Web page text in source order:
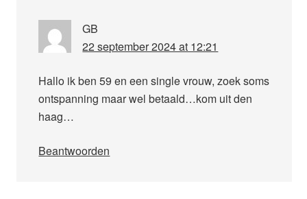
GB
22 september 2024 at 12:21
Hallo ik ben 59 en een single vrouw, zoek soms
ontspanning maar wel betaald…kom uit den
haag…
Beantwoorden